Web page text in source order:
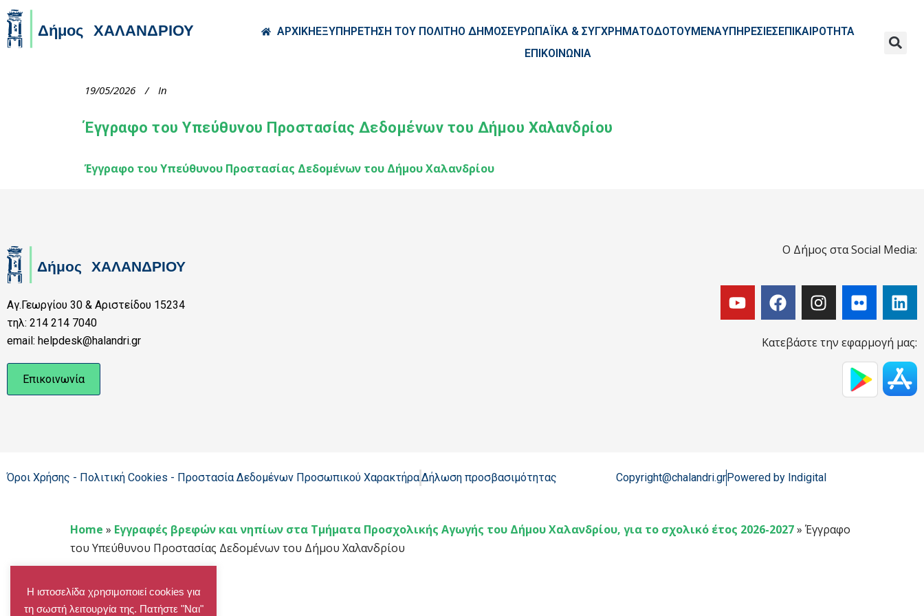
ΑΡΧΙΚΗΕΞΥΠΗΡΕΤΗΣΗ ΤΟΥ ΠΟΛΙΤΗΟ ΔΗΜΟΣΕΥΡΩΠΑΪΚΑ & ΣΥΓΧΡΗΜΑΤΟΔΟΤΟΥΜΕΝΑΥΠΗΡΕΣΙΕΣΕΠΙΚΑΙΡΟΤΗΤΑ
ΕΠΙΚΟΙΝΩΝΙΑ
19/05/2026 In
Έγγραφο του Υπεύθυνου Προστασίας Δεδομένων του Δήμου Χαλανδρίου
Έγγραφο του Υπεύθυνου Προστασίας Δεδομένων του Δήμου Χαλανδρίου
Αγ.Γεωργίου 30 & Αριστείδου 15234
τηλ: 214 214 7040
email: helpdesk@halandri.gr
Επικοινωνία
Ο Δήμος στα Social Media:
Κατεβάστε την εφαρμογή μας:
Όροι Χρήσης - Πολιτική Cookies - Προστασία Δεδομένων Προσωπικού ΧαρακτήραΔήλωση προσβασιμότητας Copyright@chalandri.grPowered by Indigital
Home » Εγγραφές βρεφών και νηπίων στα Τμήματα Προσχολικής Αγωγής του Δήμου Χαλανδρίου, για το σχολικό έτος 2026-2027» Έγγραφο
του Υπεύθυνου Προστασίας Δεδομένων του Δήμου Χαλανδρίου
Η ιστοσελίδα χρησιμοποιεί cookies για
τη σωστή λειτουργία της. Πατήστε "Ναι"